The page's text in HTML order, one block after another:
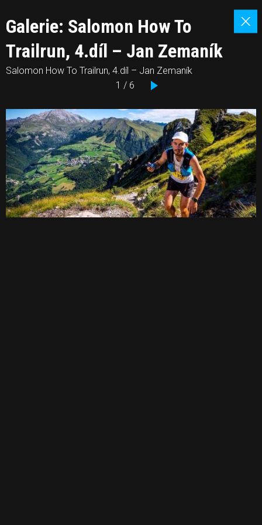
Galerie: Salomon How To
Trailrun, 4.díl – Jan Zemaník
Salomon How To Trailrun, 4.díl – Jan Zemaník
1 / 6